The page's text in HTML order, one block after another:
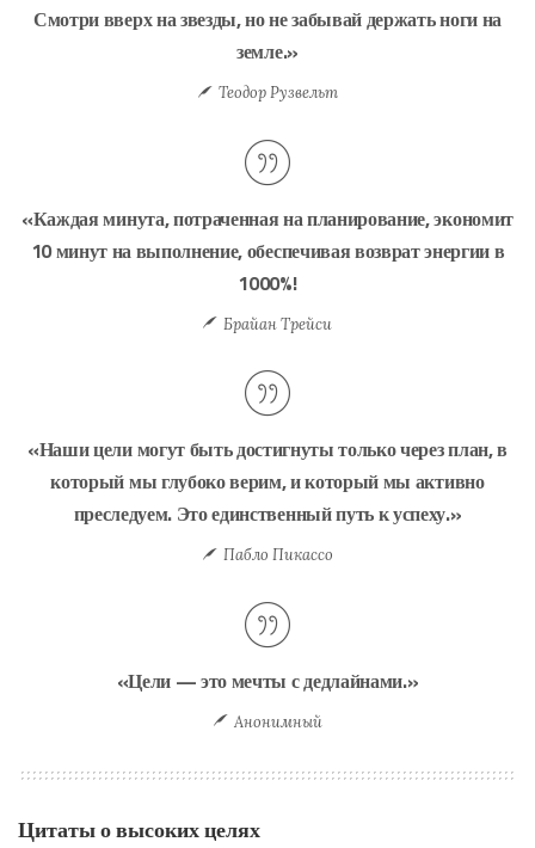
Смотри вверх на звезды, но не забывай держать ноги на
земле.»
Теодор Рузвельт
«Каждая минута, потраченная на планирование, экономит
10 минут на выполнение, обеспечивая возврат энергии в
1000%!
Брайан Трейси
«Наши цели могут быть достигнуты только через план, в
который мы глубоко верим, и который мы активно
преследуем. Это единственный путь к успеху.»
Пабло Пикассо
«Цели — это мечты с дедлайнами.»
Анонимный
Цитаты о высоких целях